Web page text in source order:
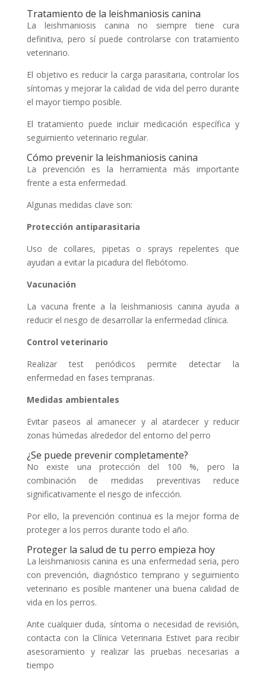
Tratamiento de la leishmaniosis canina
La leishmaniosis canina no siempre tiene cura
definitiva, pero sí puede controlarse con tratamiento
veterinario.
El objetivo es reducir la carga parasitaria, controlar los
síntomas y mejorar la calidad de vida del perro durante
el mayor tiempo posible.
El tratamiento puede incluir medicación específica y
seguimiento veterinario regular.
Cómo prevenir la leishmaniosis canina
La prevención es la herramienta más importante
frente a esta enfermedad.
Algunas medidas clave son:
Protección antiparasitaria
Uso de collares, pipetas o sprays repelentes que
ayudan a evitar la picadura del flebótomo.
Vacunación
La vacuna frente a la leishmaniosis canina ayuda a
reducir el riesgo de desarrollar la enfermedad clínica.
Control veterinario
Realizar test periódicos permite detectar la
enfermedad en fases tempranas.
Medidas ambientales
Evitar paseos al amanecer y al atardecer y reducir
zonas húmedas alrededor del entorno del perro
¿Se puede prevenir completamente?
No existe una protección del 100 %, pero la
combinación de medidas preventivas reduce
significativamente el riesgo de infección.
Por ello, la prevención continua es la mejor forma de
proteger a los perros durante todo el año.
Proteger la salud de tu perro empieza hoy
La leishmaniosis canina es una enfermedad seria, pero
con prevención, diagnóstico temprano y seguimiento
veterinario es posible mantener una buena calidad de
vida en los perros.
Ante cualquier duda, síntoma o necesidad de revisión,
contacta con la Clínica Veterinaria Estivet para recibir
asesoramiento y realizar las pruebas necesarias a
tiempo